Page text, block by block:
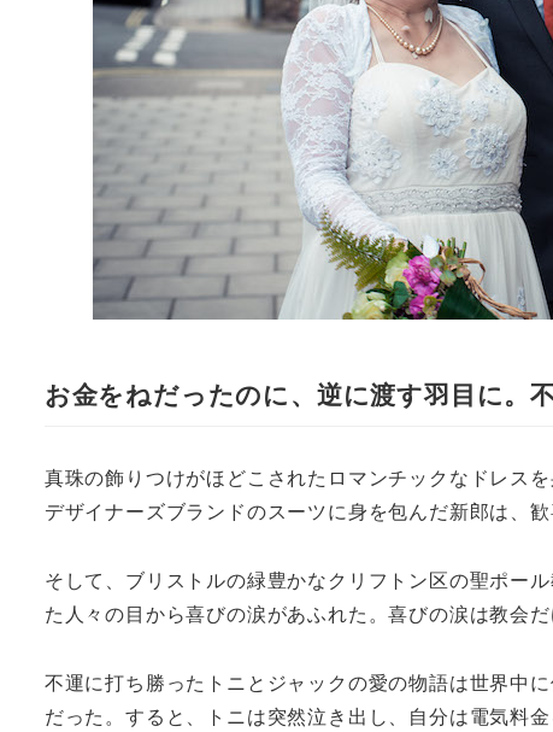
お金をねだったのに、逆に渡す羽目に。
真珠の飾りつけがほどこされたロマンチックなドレス
デザイナーズブランドのスーツに身を包んだ新郎は、
そして、ブリストルの緑豊かなクリフトン区の聖ポー
た人々の目から喜びの涙があふれた。喜びの涙は教会
不運に打ち勝ったトニとジャックの愛の物語は世界中
だった。すると、トニは突然泣き出し、自分は電気料